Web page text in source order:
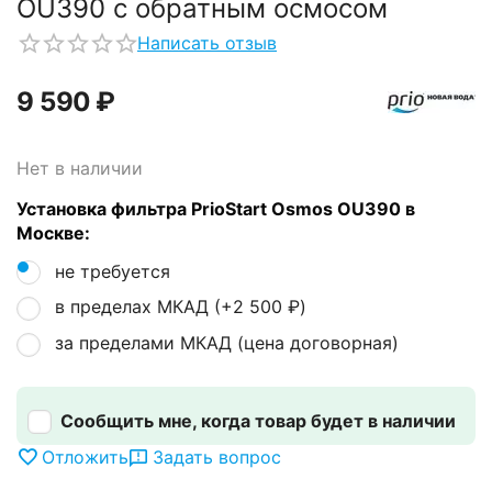
OU390 с обратным осмосом
Написать отзыв
9 590 ₽
Нет в наличии
Установка фильтра PrioStart Osmos OU390 в
Москве:
не требуется
в пределах МКАД (+2 500 ₽)
за пределами МКАД (цена договорная)
Сообщить мне, когда товар будет в наличии
Отложить
Задать вопрос